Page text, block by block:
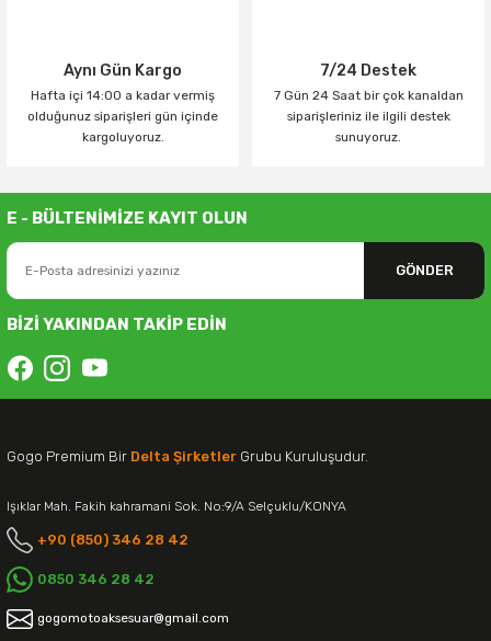
Aynı Gün Kargo
Hafta içi 14:00 a kadar vermiş
olduğunuz siparişleri gün içinde
kargoluyoruz.
7/24 Destek
7 Gün 24 Saat bir çok kanaldan
siparişleriniz ile ilgili destek
sunuyoruz.
E - BÜLTENİMİZE KAYIT OLUN
GÖNDER
BİZİ YAKINDAN TAKİP EDİN
Gogo Premium Bir Delta Şirketler Grubu Kuruluşudur.
Işıklar Mah. Fakih kahramani Sok. No:9/A Selçuklu/KONYA
+90 (850) 346 28 42
0850 346 28 42
gogomotoaksesuar@gmail.com